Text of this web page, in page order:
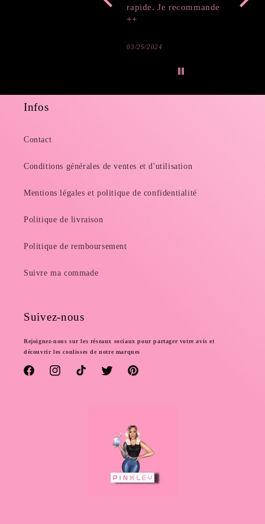
rapide. Je recommande
++
03/25/2024
Infos
Contact
Conditions générales de ventes et d'utilisation
Mentions légales et politique de confidentialité
Politique de livraison
Politique de remboursement
Suivre ma commade
Suivez-nous
Rejoignez-nous sur les réseaux sociaux pour partager votre avis et
découvrir les coulisses de notre marques
FacebookInstagramTikTok Twitter Pinterest